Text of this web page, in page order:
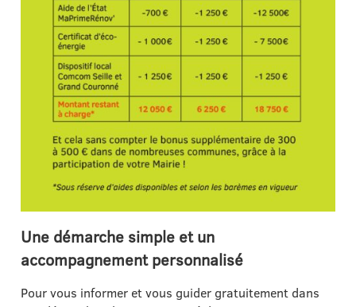
Une démarche simple et un
accompagnement personnalisé
Pour vous informer et vous guider gratuitement dans